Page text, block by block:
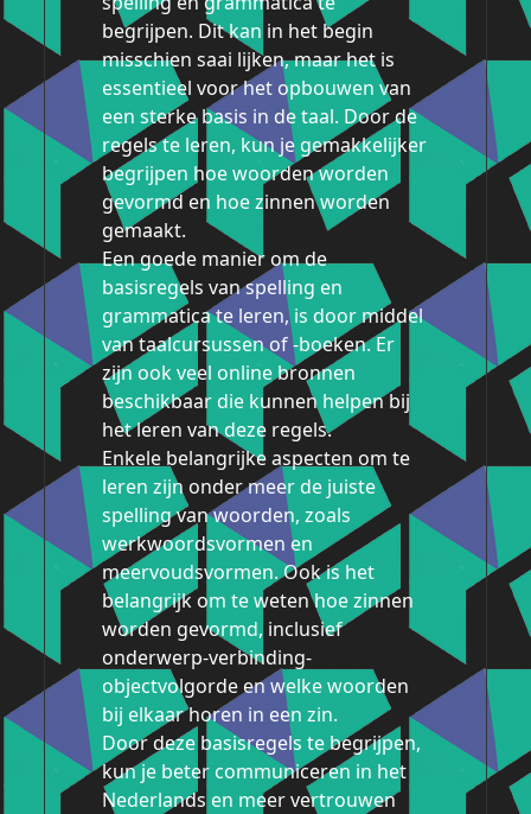
begrijpen. Dit kan in het begin
misschien saai lijken, maar het is
essentieel voor het opbouwen van
een sterke basis in de taal. Door de
regels te leren, kun je gemakkelijker
begrijpen hoe woorden worden
gevormd en hoe zinnen worden
gemaakt.
Een goede manier om de
basisregels van spelling en
grammatica te leren, is door middel
van taalcursussen of -boeken. Er
zijn ook veel online bronnen
beschikbaar die kunnen helpen bij
het leren van deze regels.
Enkele belangrijke aspecten om te
leren zijn onder meer de juiste
spelling van woorden, zoals
werkwoordsvormen en
meervoudsvormen. Ook is het
belangrijk om te weten hoe zinnen
worden gevormd, inclusief
onderwerp-verbinding-
objectvolgorde en welke woorden
bij elkaar horen in een zin.
Door deze basisregels te begrijpen,
kun je beter communiceren in het
Nederlands en meer vertrouwen